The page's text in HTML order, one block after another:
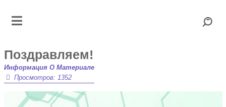
Поздравляем!
Информация О Материале
Просмотров: 1352